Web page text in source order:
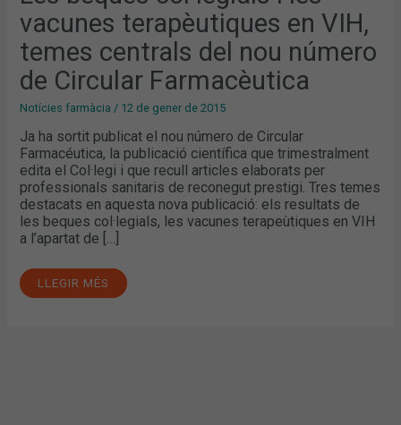
vacunes terapèutiques en VIH,
temes centrals del nou número
de Circular Farmacèutica
Notícies farmàcia / 12 de gener de 2015
Ja ha sortit publicat el nou número de Circular
Farmacéutica, la publicació científica que trimestralment
edita el Col·legi i que recull articles elaborats per
professionals sanitaris de reconegut prestigi. Tres temes
destacats en aquesta nova publicació: els resultats de
les beques col·legials, les vacunes terapeùtiques en VIH
a l’apartat de […]
CENTRALS
DEL
NOU
DE
CIRCULAR
FARMACÈUTICA
LLEGIR MÉS